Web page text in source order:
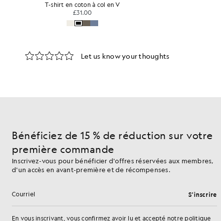
T-shirt en coton à col en V
£31.00
Bénéficiez de 15 % de réduction sur votre
première commande
Inscrivez-vous pour bénéficier d'offres réservées aux membres,
d'un accès en avant-première et de récompenses.
Adresse e-mail S'inscrire
En vous inscrivant, vous confirmez avoir lu et accepté notre politique